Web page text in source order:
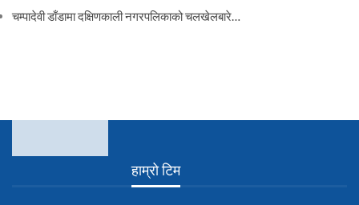
चम्पादेवी डाँडामा दक्षिणकाली नगरपलिकाको चलखेलबारे…
हाम्रो टिम